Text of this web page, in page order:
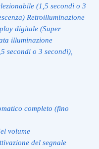
(1,5 secondi o 3
Retroilluminazione
digitale (Super
illuminazione
secondi o 3 secondi),
completo (fino
volume
del segnale